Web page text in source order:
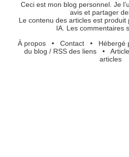
Ceci est mon blog personnel. Je
avis et partager
Le contenu des articles est
IA. Les commentaires
À propos• Contact• Hébergé
du blog / RSS des liens•
articles